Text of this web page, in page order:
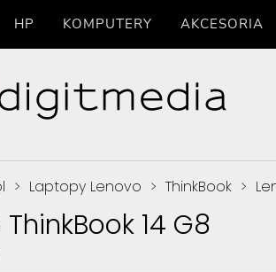
HP KOMPUTERY AKCESORIA
> Laptopy Lenovo > ThinkBook >
14 G8